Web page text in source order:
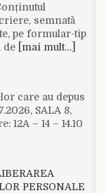
semnată
pe formular-tip
de
[mai mult…]
care au depus
SALA 8,
12A – 14 – 14.10
PERSONALE